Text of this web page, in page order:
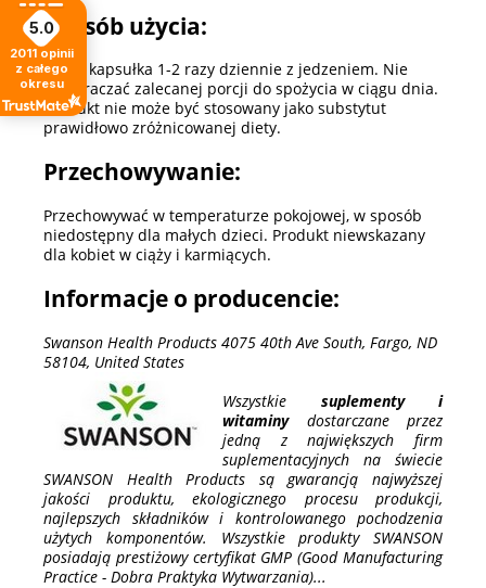
Sposób użycia:
Jedna kapsułka 1-2 razy dziennie z jedzeniem. Nie
przekraczać zalecanej porcji do spożycia w ciągu dnia.
Produkt nie może być stosowany jako substytut
prawidłowo zróżnicowanej diety.
Przechowywanie:
Przechowywać w temperaturze pokojowej, w sposób
niedostępny dla małych dzieci. Produkt niewskazany
dla kobiet w ciąży i karmiących.
Informacje o producencie:
Swanson Health Products 4075 40th Ave South, Fargo, ND
58104, United States
Wszystkie suplementy i
witaminydostarczane przez
jedną z największych firm
suplementacyjnych na świecie
SWANSON Health Products są gwarancją najwyższej
jakości produktu, ekologicznego procesu produkcji,
najlepszych składników i kontrolowanego pochodzenia
użytych komponentów. Wszystkie produkty SWANSON
posiadają prestiżowy certyfikat GMP (Good Manufacturing
Practice - Dobra Praktyka Wytwarzania)...
5.0
2011 opinii
z całego
okresu